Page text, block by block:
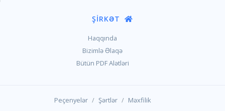
Haqqında
Bizimlə Əlaqə
Bütün PDF Alətləri
Məxfilik
/
Şərtlər
/
Peçenyelər